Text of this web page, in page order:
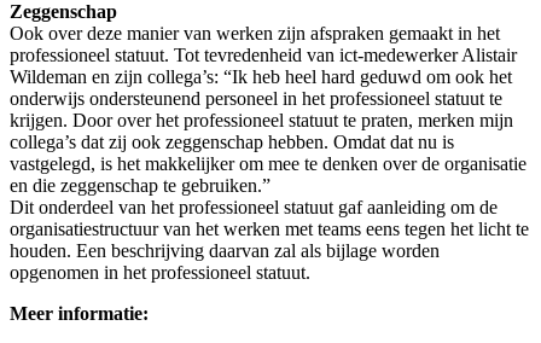
Zeggenschap
Ook over deze manier van werken zijn afspraken gemaakt in het
professioneel statuut. Tot tevredenheid van ict-medewerker Alistair
Wildeman en zijn collega’s: “Ik heb heel hard geduwd om ook het
onderwijs ondersteunend personeel in het professioneel statuut te
krijgen. Door over het professioneel statuut te praten, merken mijn
collega’s dat zij ook zeggenschap hebben. Omdat dat nu is
vastgelegd, is het makkelijker om mee te denken over de organisatie
en die zeggenschap te gebruiken.”
Dit onderdeel van het professioneel statuut gaf aanleiding om de
organisatiestructuur van het werken met teams eens tegen het licht te
houden. Een beschrijving daarvan zal als bijlage worden
opgenomen in het professioneel statuut.
Meer informatie: